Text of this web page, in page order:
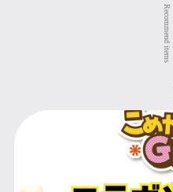
Recommend items